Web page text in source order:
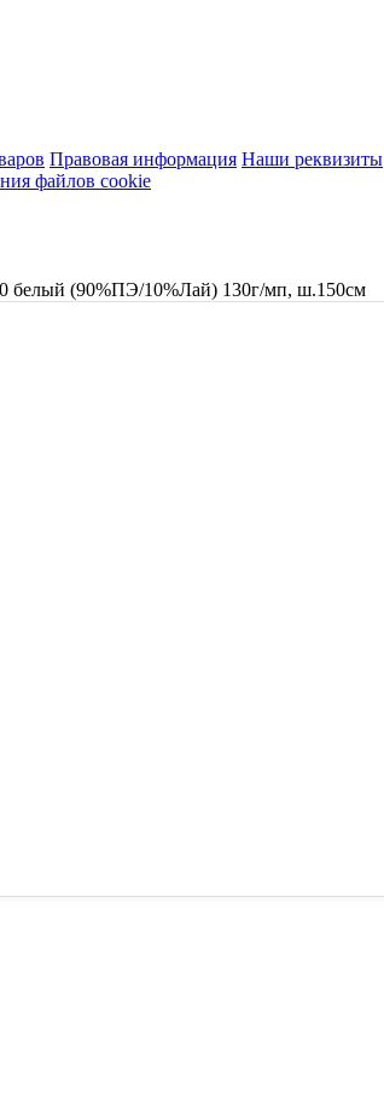
Правовая информация Наши реквизиты
файлов cookie
белый (90%ПЭ/10%Лай) 130г/мп, ш.150см